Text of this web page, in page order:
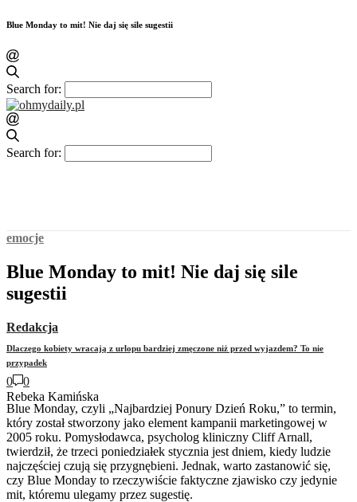
Blue Monday to mit! Nie daj się sile sugestii
Search for:
Search for:
Dlaczego kobiety wracają z urlopu bardziej zmęczone niż przed wyjazdem? To nie
przypadek
Rebeka Kamińska
emocje
Blue Monday to mit! Nie daj się sile
sugestii
Redakcja
0
0
Blue Monday, czyli „Najbardziej Ponury Dzień Roku,” to termin,
który został stworzony jako element kampanii marketingowej w
2005 roku. Pomysłodawca, psycholog kliniczny Cliff Arnall,
twierdził, że trzeci poniedziałek stycznia jest dniem, kiedy ludzie
najczęściej czują się przygnębieni. Jednak, warto zastanowić się,
czy Blue Monday to rzeczywiście faktyczne zjawisko czy jedynie
mit, któremu ulegamy przez sugestię.